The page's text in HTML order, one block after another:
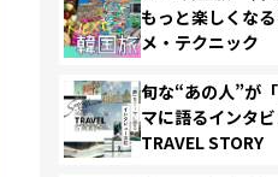
もっと楽しくな
メ・テクニック
旬な“あの人”が
マに語るインタ
TRAVEL STORY